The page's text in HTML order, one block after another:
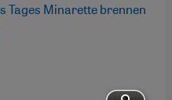
Tages Minarette brennen